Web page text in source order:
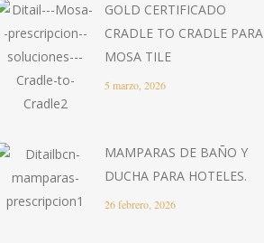
GOLD CERTIFICADO
CRADLE TO CRADLE PARA
MOSA TILE
5 marzo, 2026
MAMPARAS DE BAÑO Y
DUCHA PARA HOTELES.
26 febrero, 2026